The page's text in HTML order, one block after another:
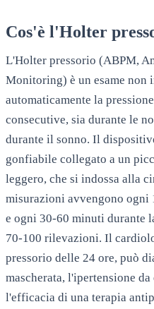
Cos'è l'Holter
L'Holter pressorio (ABPM,
Monitoring) è un esame non
automaticamente la
consecutive, sia durante le
durante il sonno. Il
gonfiabile collegato a un
leggero, che si indossa alla
misurazioni avvengono
e ogni 30-60 minuti durante
70-100 rilevazioni. Il
pressorio delle 24 ore, può
mascherata, l'ipertensione
l'efficacia di una terapia